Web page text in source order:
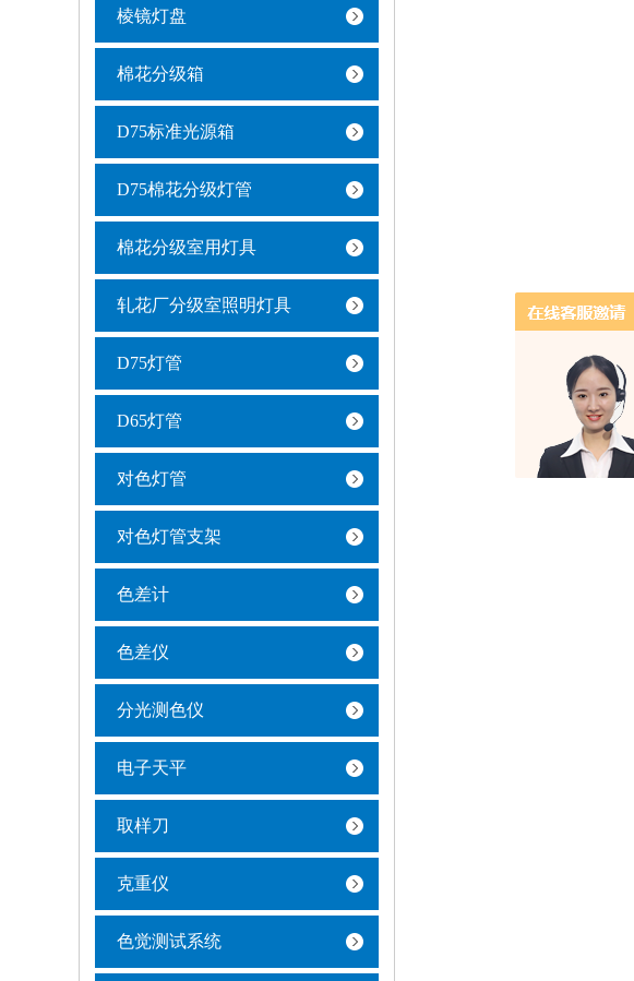
棱镜灯盘
棉花分级箱
D75标准光源箱
D75棉花分级灯管
棉花分级室用灯具
轧花厂分级室照明灯具
D75灯管
D65灯管
对色灯管
对色灯管支架
色差计
色差仪
分光测色仪
电子天平
取样刀
克重仪
色觉测试系统